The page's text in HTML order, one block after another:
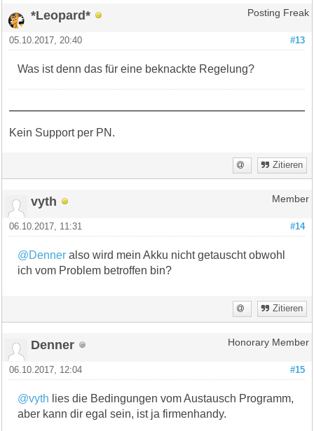
*Leopard* Posting Freak
#13
05.10.2017, 20:40
Was ist denn das für eine beknackte Regelung?
Kein Support per PN.
Zitieren
vyth Member
#14
06.10.2017, 11:31
@Denner also wird mein Akku nicht getauscht obwohl
ich vom Problem betroffen bin?
Zitieren
Denner Honorary Member
#15
06.10.2017, 12:04
@vyth lies die Bedingungen vom Austausch Programm,
aber kann dir egal sein, ist ja firmenhandy.